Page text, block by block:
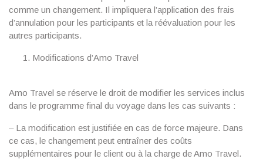
comme un changement. Il impliquera l’application des frais
d’annulation pour les participants et la réévaluation pour les
autres participants.
Modifications d’Amo Travel
Amo Travel se réserve le droit de modifier les services inclus
dans le programme final du voyage dans les cas suivants :
– La modification est justifiée en cas de force majeure. Dans
ce cas, le changement peut entraîner des coûts
supplémentaires pour le client ou à la charge de Amo Travel.